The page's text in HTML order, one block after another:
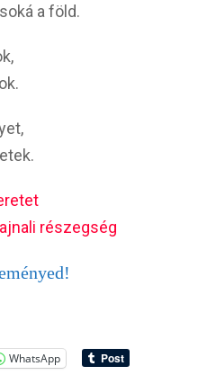
a föld.
részegség
WhatsApp